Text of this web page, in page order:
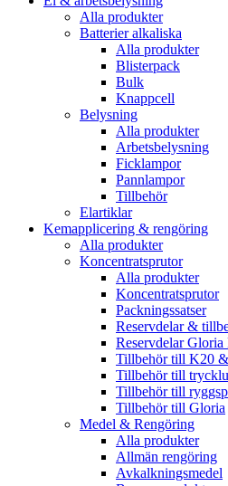
Alla produkter
Batterier alkaliska
Alla produkter
Blisterpack
Bulk
Knappcell
Belysning
Alla produkter
Arbetsbelysning
Ficklampor
Pannlampor
Tillbehör
Elartiklar
Kemapplicering & rengöring
Alla produkter
Koncentratsprutor
Alla produkter
Koncentratsprutor
Packningssatser
Reservdelar &
Reservdelar Gloria
Tillbehör till K20
Tillbehör till
Tillbehör till
Tillbehör till Gloria
Medel & Rengöring
Alla produkter
Allmän rengöring
Avkalkningsmedel